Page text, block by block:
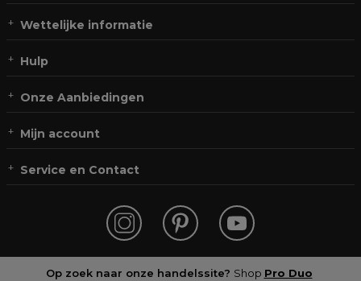
Wettelijke informatie
Hulp
Onze Aanbiedingen
Mijn account
Service en Contact
Op zoek naar onze handelssite? Shop Pro Duo